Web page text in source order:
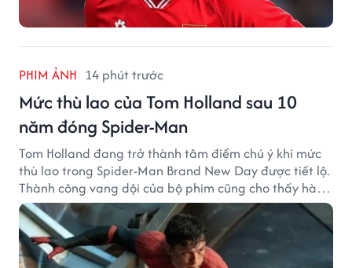
PHIM ẢNH 14 phút trước
Mức thù lao của Tom Holland sau 10
năm đóng Spider-Man
Tom Holland đang trở thành tâm điểm chú ý khi mức
thù lao trong Spider-Man Brand New Day được tiết lộ.
Thành công vang dội của bộ phim cũng cho thấy hành
trình thăng hạng đáng chú ý của nam diễn viên sau
một thập kỷ gắn bó với vai Người Nhện.